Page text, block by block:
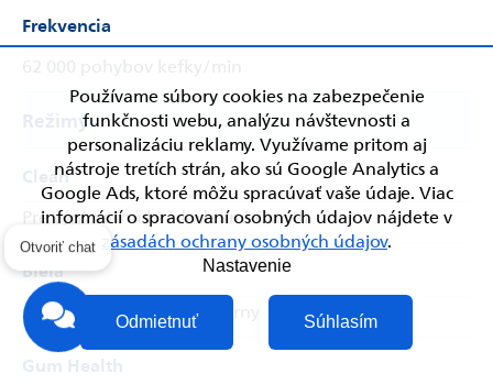
Používame súbory cookies na zabezpečenie
funkčnosti webu, analýzu návštevnosti a
personalizáciu reklamy. Využívame pritom aj
nástroje tretích strán, ako sú Google Analytics a
Google Ads, ktoré môžu spracúvať vaše údaje. Viac
informácií o spracovaní osobných údajov nájdete v
zásadách ochrany osobných údajov.
Nastavenie
Odmietnuť Súhlasím
Frekvencia
Režimy
Clean
Pre výnimočnú každodennú čistotu
Biela
Odstraňuje povrchové škvrny
Gum Health